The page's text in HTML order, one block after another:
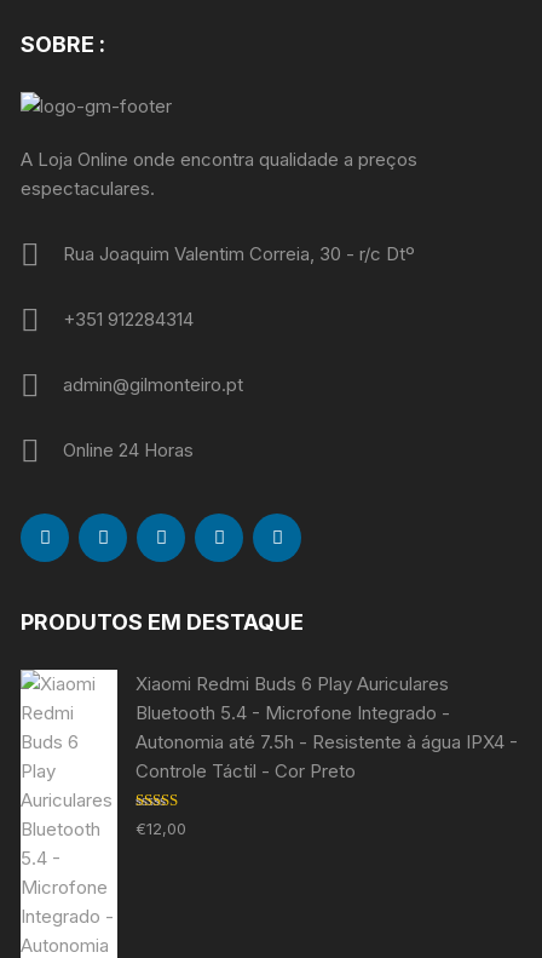
SOBRE :
A Loja Online onde encontra qualidade a preços
espectaculares.
Rua Joaquim Valentim Correia, 30 - r/c Dtº
+351 912284314
admin@gilmonteiro.pt
Online 24 Horas
PRODUTOS EM DESTAQUE
Xiaomi Redmi Buds 6 Play Auriculares
Bluetooth 5.4 - Microfone Integrado -
Autonomia até 7.5h - Resistente à água IPX4 -
Controle Táctil - Cor Preto
Avaliação
5.00de 5
€12,00